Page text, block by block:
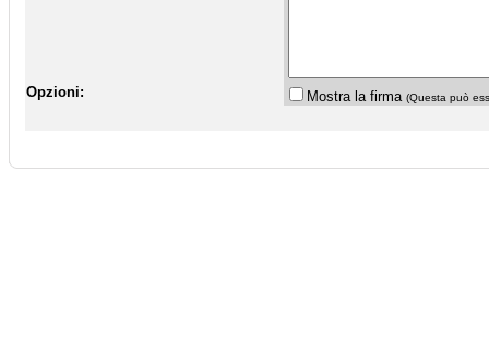
Opzioni: Mostra la firma (Questa può